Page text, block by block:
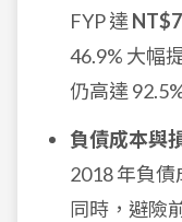
FYP 達
46.9% 大幅
仍高達
負債成本與
2018 年負
同時，避險